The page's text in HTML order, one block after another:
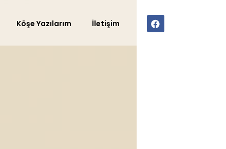
Köşe Yazılarım İletişim